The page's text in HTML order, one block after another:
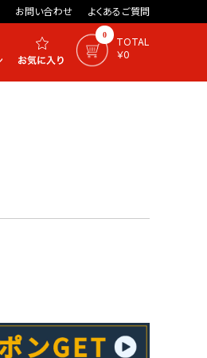
お問い合わせ よくあるご質問
0
TOTAL
￥0